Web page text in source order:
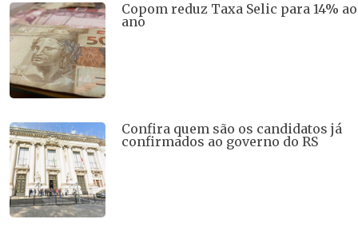
Copom reduz Taxa Selic para 14% ao
ano
Confira quem são os candidatos já
confirmados ao governo do RS